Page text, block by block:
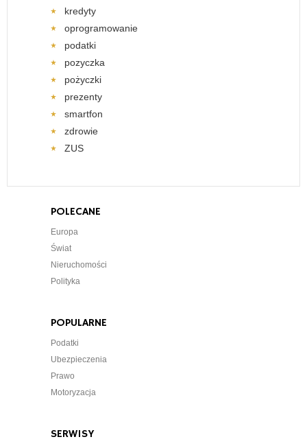
kredyty
oprogramowanie
podatki
pozyczka
pożyczki
prezenty
smartfon
zdrowie
ZUS
POLECANE
Europa
Świat
Nieruchomości
Polityka
POPULARNE
Podatki
Ubezpieczenia
Prawo
Motoryzacja
SERWISY